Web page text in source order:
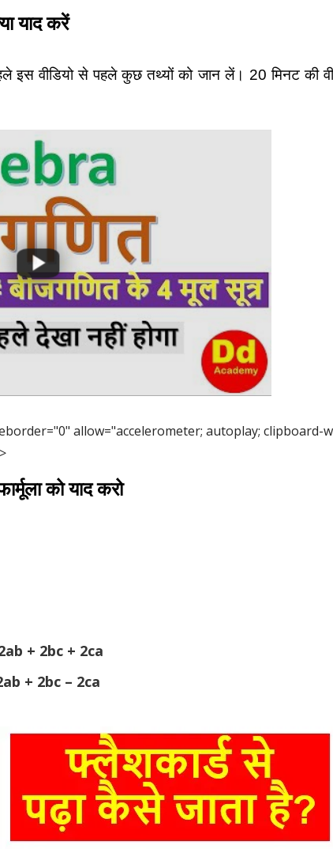
याद करें
वीडियो से पहले कुछ तथ्यों को जान लें। 20 मिनट की
allow="accelerometer; autoplay; clipboard-
को याद करो
+ 2bc + 2ca
+ 2bc – 2ca